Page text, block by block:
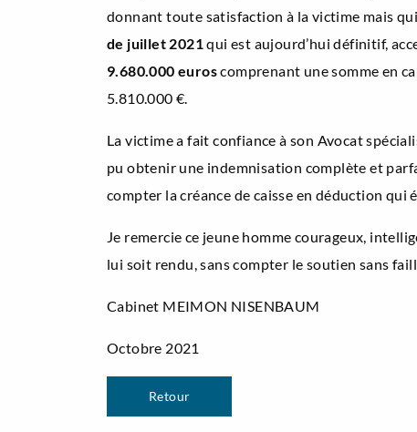
donnant toute satisfaction à la victime mais
de juillet 2021 qui est aujourd’hui définitif,
9.680.000 euroscomprenant une somme en
5.810.000 €.
La victime a fait confiance à son Avocat
pu obtenir une indemnisation complète et
compter la créance de caisse en déduction
Je remercie ce jeune homme courageux,
lui soit rendu, sans compter le soutien sans
Cabinet MEIMON NISENBAUM
Octobre 2021
Retour